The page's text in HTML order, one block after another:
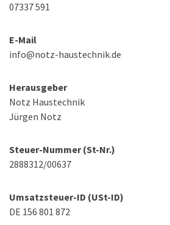
07337 591
E-Mail
info@notz-haustechnik.de
Herausgeber
Notz Haustechnik
Jürgen Notz
Steuer-Nummer (St-Nr.)
2888312/00637
Umsatzsteuer-ID (USt-ID)
DE 156 801 872